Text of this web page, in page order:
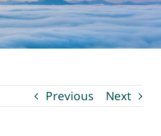
Previous Next